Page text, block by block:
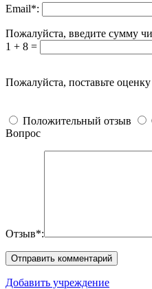
Email*:
Пожалуйста, введите сумму
1 + 8 =
Пожалуйста, поставьте
Положительный отзыв
Вопрос
Отзыв*:
Добавить учреждение